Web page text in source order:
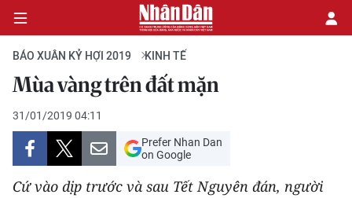
CHÍNH TRỊ
KINH TẾ
VĂN HÓA
BÁO XUÂN KỶ HỢI 2019 KINH TẾ
Mùa vàng trên đất mặn
31/01/2019 04:11
Prefer Nhan Dan
on Google
Cứ vào dịp trước và sau Tết Nguyên đán, người